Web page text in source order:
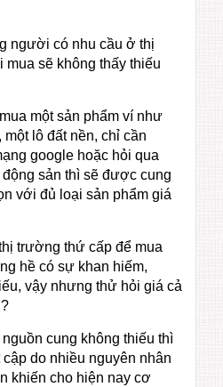
người có nhu cầu ở thị
sẽ không thấy thiếu
một sản phẩm ví như
lô đất nền, chỉ cần
google hoặc hỏi qua
sản thì sẽ được cung
với đủ loại sản phẩm giá
trường thứ cấp để mua
hề có sự khan hiếm,
vậy nhưng thử hỏi giá cả
cung không thiếu thì
do nhiều nguyên nhân
khiến cho hiện nay cơ